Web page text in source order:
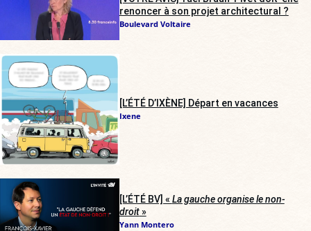
renoncer à son projet architectural ?
Boulevard Voltaire
[L’ÉTÉ D’IXÈNE] Départ en vacances
Ixene
[L’ÉTÉ BV] « La gauche organise le non-
droit»
Yann Montero